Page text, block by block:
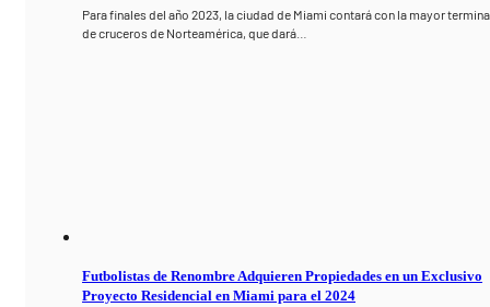
Para finales del año 2023, la ciudad de Miami contará con la mayor
de cruceros de Norteamérica, que dará…
Futbolistas de Renombre Adquieren Propiedades en un Exclusivo
Proyecto Residencial en Miami para el 2024